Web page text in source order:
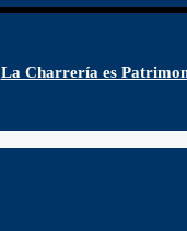
La Charrería es